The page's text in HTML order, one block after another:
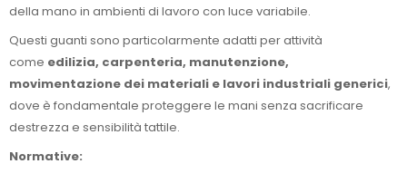
della mano in ambienti di lavoro con luce variabile.
Questi guanti sono particolarmente adatti per attività
come edilizia, carpenteria, manutenzione,
movimentazione dei materiali e lavori industriali generici,
dove è fondamentale proteggere le mani senza sacrificare
destrezza e sensibilità tattile.
Normative: